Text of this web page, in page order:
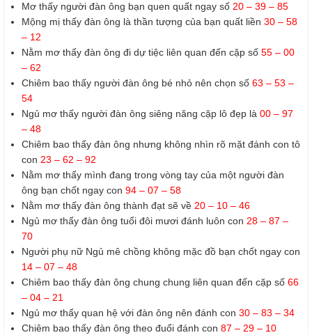
Mơ thấy người đàn ông bạn quen quất ngay số 20 – 39 – 85
Mộng mị thấy đàn ông là thần tượng của bạn quất liền 30 – 58
– 12
Nằm mơ thấy đàn ông đi dự tiệc liên quan đến cặp số 55 – 00
– 62
Chiêm bao thấy người đàn ông bé nhỏ nên chọn số 63 – 53 –
54
Ngủ mơ thấy người đàn ông siêng năng cặp lô đẹp là 00 – 97
– 48
Chiêm bao thấy đàn ông nhưng không nhìn rõ mặt đánh con tô
con 23 – 62 – 92
Nằm mơ thấy mình đang trong vòng tay của một người đàn
ông bạn chốt ngay con 94 – 07 – 58
Nằm mơ thấy đàn ông thành đạt sẽ về 20 – 10 – 46
Ngủ mơ thấy đàn ông tuổi đôi mươi đánh luôn con 28 – 87 –
70
Người phụ nữ Ngủ mê chồng không mặc đồ bạn chốt ngay con
14 – 07 – 48
Chiêm bao thấy đàn ông chung chung liên quan đến cặp số 66
– 04 – 21
Ngủ mơ thấy quan hệ với đàn ông nên đánh con 30 – 83 – 34
Chiêm bao thấy đàn ông theo đuổi đánh con 87 – 29 – 10